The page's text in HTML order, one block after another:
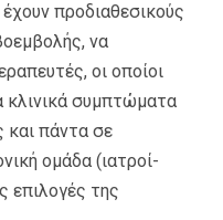
προδιαθεσικούς
να
οι οποίοι
κλινικά συμπτώματα
και πάντα σε
ομάδα (ιατροί-
επιλογές της